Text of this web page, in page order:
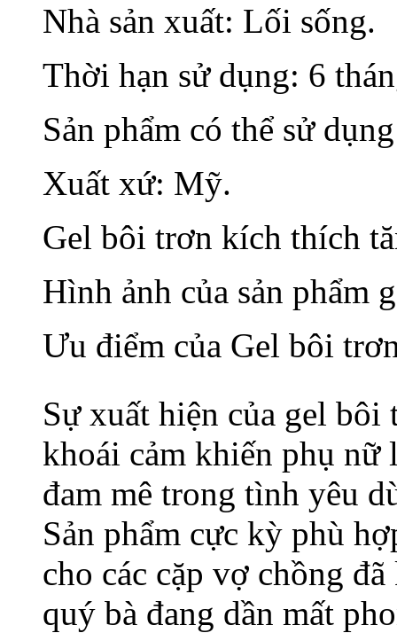
Nhà sản xuất: Lối sống.
Thời hạn sử dụng: 6
Sản phẩm có thể sử
Xuất xứ: Mỹ.
Gel bôi trơn kích thích
Hình ảnh của sản phẩm
Ưu điểm của Gel bôi
Sự xuất hiện của gel
khoái cảm khiến phụ
đam mê trong tình yêu
Sản phẩm cực kỳ phù
cho các cặp vợ chồng
quý bà đang dần mất